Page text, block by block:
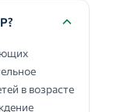
в возрасте